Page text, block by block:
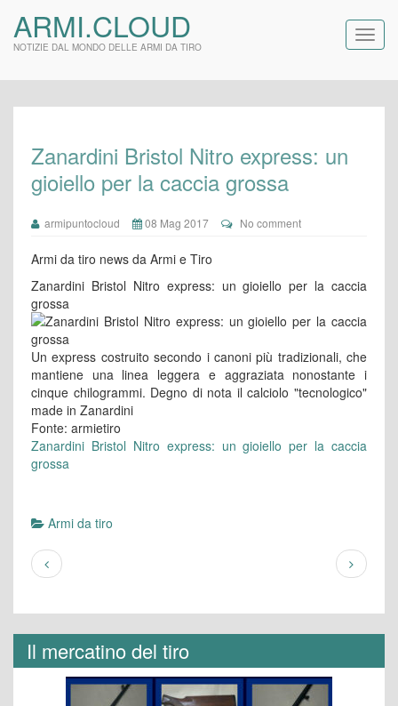
ARMI.CLOUD
NOTIZIE DAL MONDO DELLE ARMI DA TIRO
Zanardini Bristol Nitro express: un
gioiello per la caccia grossa
armipuntocloud 08 Mag 2017 No comment
Armi da tiro news da Armi e Tiro
Zanardini Bristol Nitro express: un gioiello per la caccia
grossa
Un express costruito secondo i canoni più tradizionali, che
mantiene una linea leggera e aggraziata nonostante i
cinque chilogrammi. Degno di nota il calciolo "tecnologico"
made in Zanardini
Fonte: armietiro
Zanardini Bristol Nitro express: un gioiello per la caccia
grossa
Armi da tiro
Il mercatino del tiro